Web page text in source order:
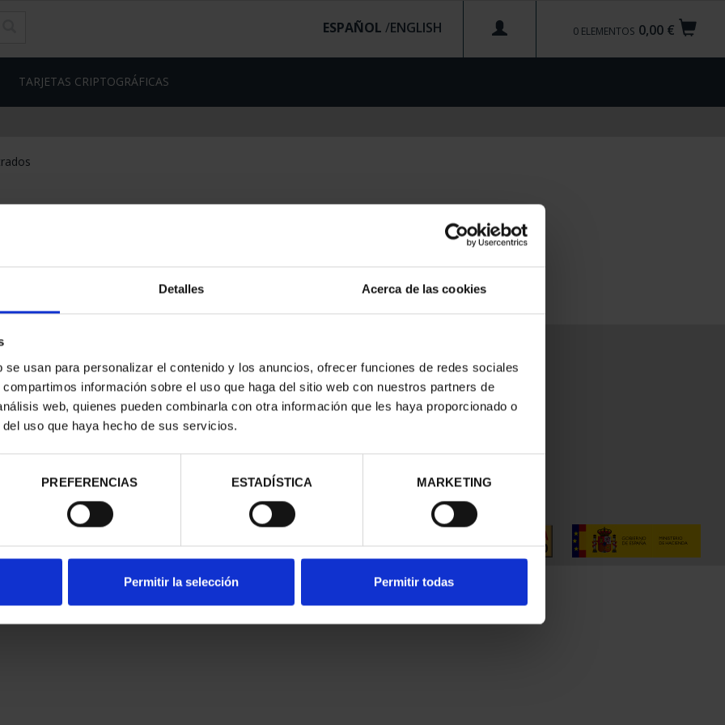
Detalles Acerca de las cookies
usan para personalizar el contenido y los anuncios, ofrecer funciones de redes sociales
información sobre el uso que haga del sitio web con nuestros partners de
web, quienes pueden combinarla con otra información que les haya proporcionado o
uso que haya hecho de sus servicios.
PREFERENCIAS ESTADÍSTICA MARKETING
Permitir la selección Permitir todas
0,00 €
0 ELEMENTOS
ESPAÑOL /
TARJETAS CRIPTOGRÁFICAS
Legales| |Ayuda|